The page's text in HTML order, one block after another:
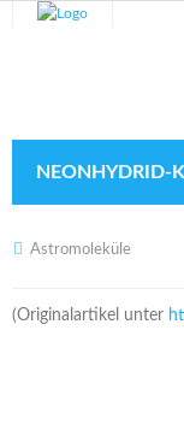
Veranstaltungen
Blog
Galerie
NEONHYDRID-
Astromoleküle
(Originalartikel unter